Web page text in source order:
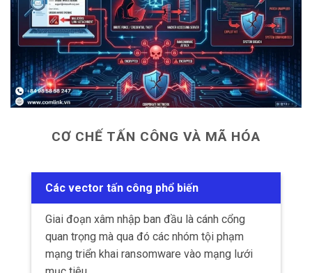
CƠ CHẾ TẤN CÔNG VÀ MÃ HÓA
Các vector tấn công phổ biến
Giai đoạn xâm nhập ban đầu là cánh cổng
quan trọng mà qua đó các nhóm tội phạm
mạng triển khai ransomware vào mạng lưới